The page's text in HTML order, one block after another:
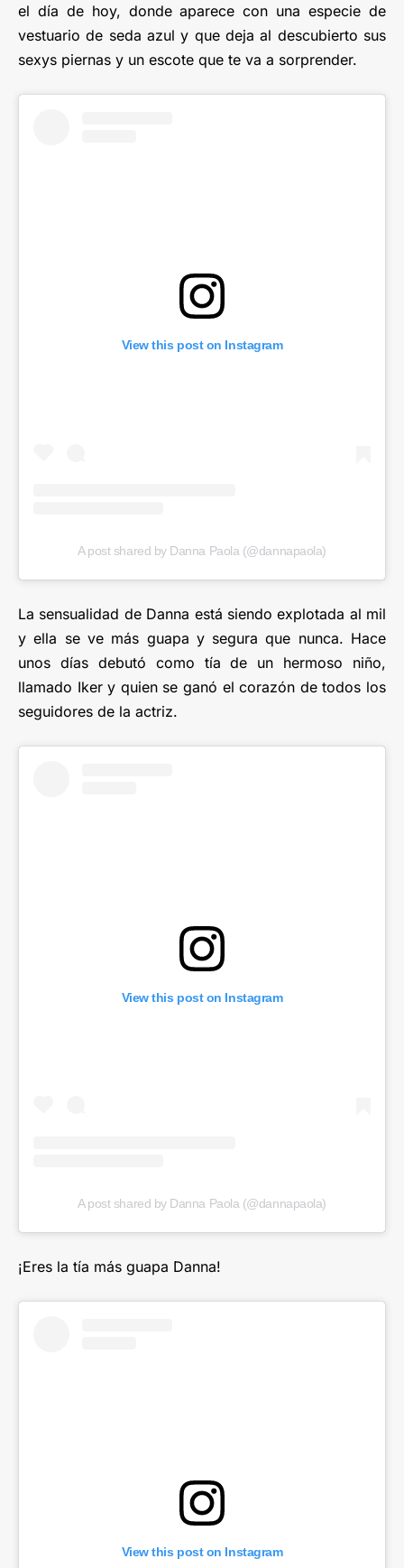
el día de hoy, donde aparece con una especie de
vestuario de seda azul y que deja al descubierto sus
sexys piernas y un escote que te va a sorprender.
View this post on Instagram
A post shared by Danna Paola (@dannapaola)
La sensualidad de Danna está siendo explotada al mil
y ella se ve más guapa y segura que nunca. Hace
unos días debutó como tía de un hermoso niño,
llamado Iker y quien se ganó el corazón de todos los
seguidores de la actriz.
View this post on Instagram
A post shared by Danna Paola (@dannapaola)
¡Eres la tía más guapa Danna!
View this post on Instagram